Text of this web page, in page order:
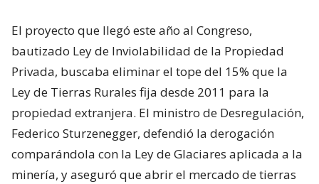
El proyecto que llegó este año al Congreso,
bautizado Ley de Inviolabilidad de la Propiedad
Privada, buscaba eliminar el tope del 15% que la
Ley de Tierras Rurales fija desde 2011 para la
propiedad extranjera. El ministro de Desregulación,
Federico Sturzenegger, defendió la derogación
comparándola con la Ley de Glaciares aplicada a la
minería, y aseguró que abrir el mercado de tierras